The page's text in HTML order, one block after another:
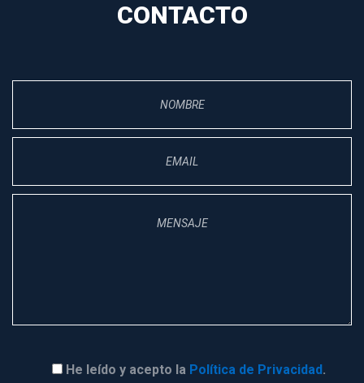
CONTACTO
He leído y acepto la Política de Privacidad.